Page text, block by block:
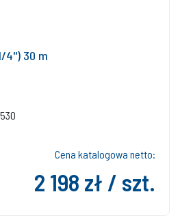
4'') 30 m
Cena katalogowa netto:
2 198 zł / szt.